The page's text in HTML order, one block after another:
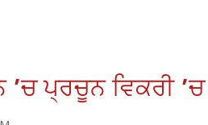
ਪ੍ਰਚੂਨ ਵਿਕਰੀ ’ਚ